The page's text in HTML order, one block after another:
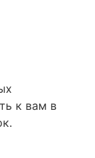
к вам в